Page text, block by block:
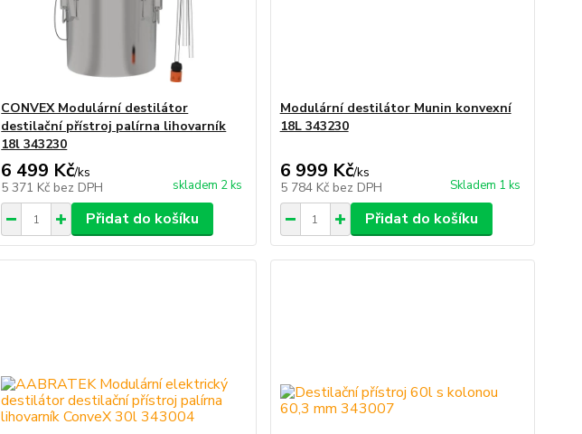
CONVEX Modulární destilátor
destilační přístroj palírna lihovarník
18l 343230
6 499 Kč/ks
5 371 Kč bez DPH skladem 2 ks
Přidat do košíku
Modulární destilátor Munin konvexní
18L 343230
6 999 Kč/ks
5 784 Kč bez DPH Skladem 1 ks
Přidat do košíku